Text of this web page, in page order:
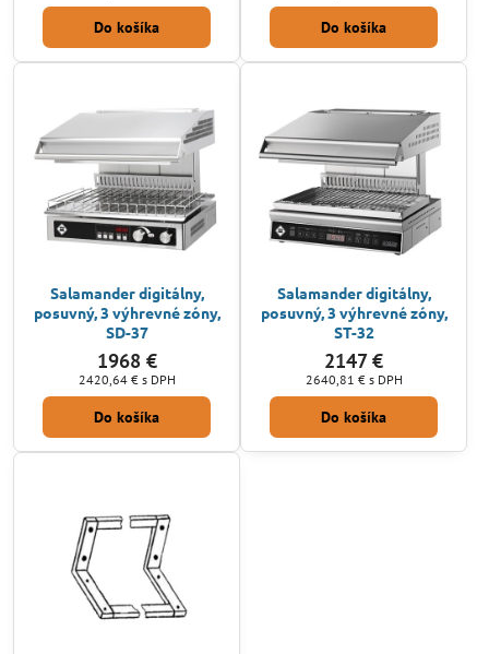
Do košíka Do košíka
Salamander digitálny,
posuvný, 3 výhrevné zóny,
SD-37
1968 €
2420,64 € s DPH
Do košíka
Salamander digitálny,
posuvný, 3 výhrevné zóny,
ST-32
2147 €
2640,81 € s DPH
Do košíka